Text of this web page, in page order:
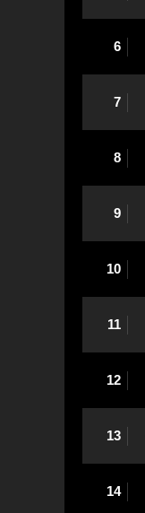
6
7
8
9
10
11
12
13
14